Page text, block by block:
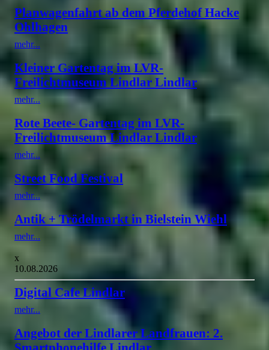
Planwagenfahrt ab dem Pferdehof Hacke
Ohlhagen
mehr...
Kleiner Gartentag im LVR-
Freilichtmuseum Lindlar Lindlar
mehr...
Rote Beete- Gartentag im LVR-
Freilichtmuseum Lindlar Lindlar
mehr...
Street Food Festival
mehr...
Antik + Trödelmarkt in Bielstein Wiehl
mehr...
x
10.08.2026
Digital Cafe Lindlar
mehr...
Angebot der Lindlarer Landfrauen: 2.
Smartphonehilfe Lindlar